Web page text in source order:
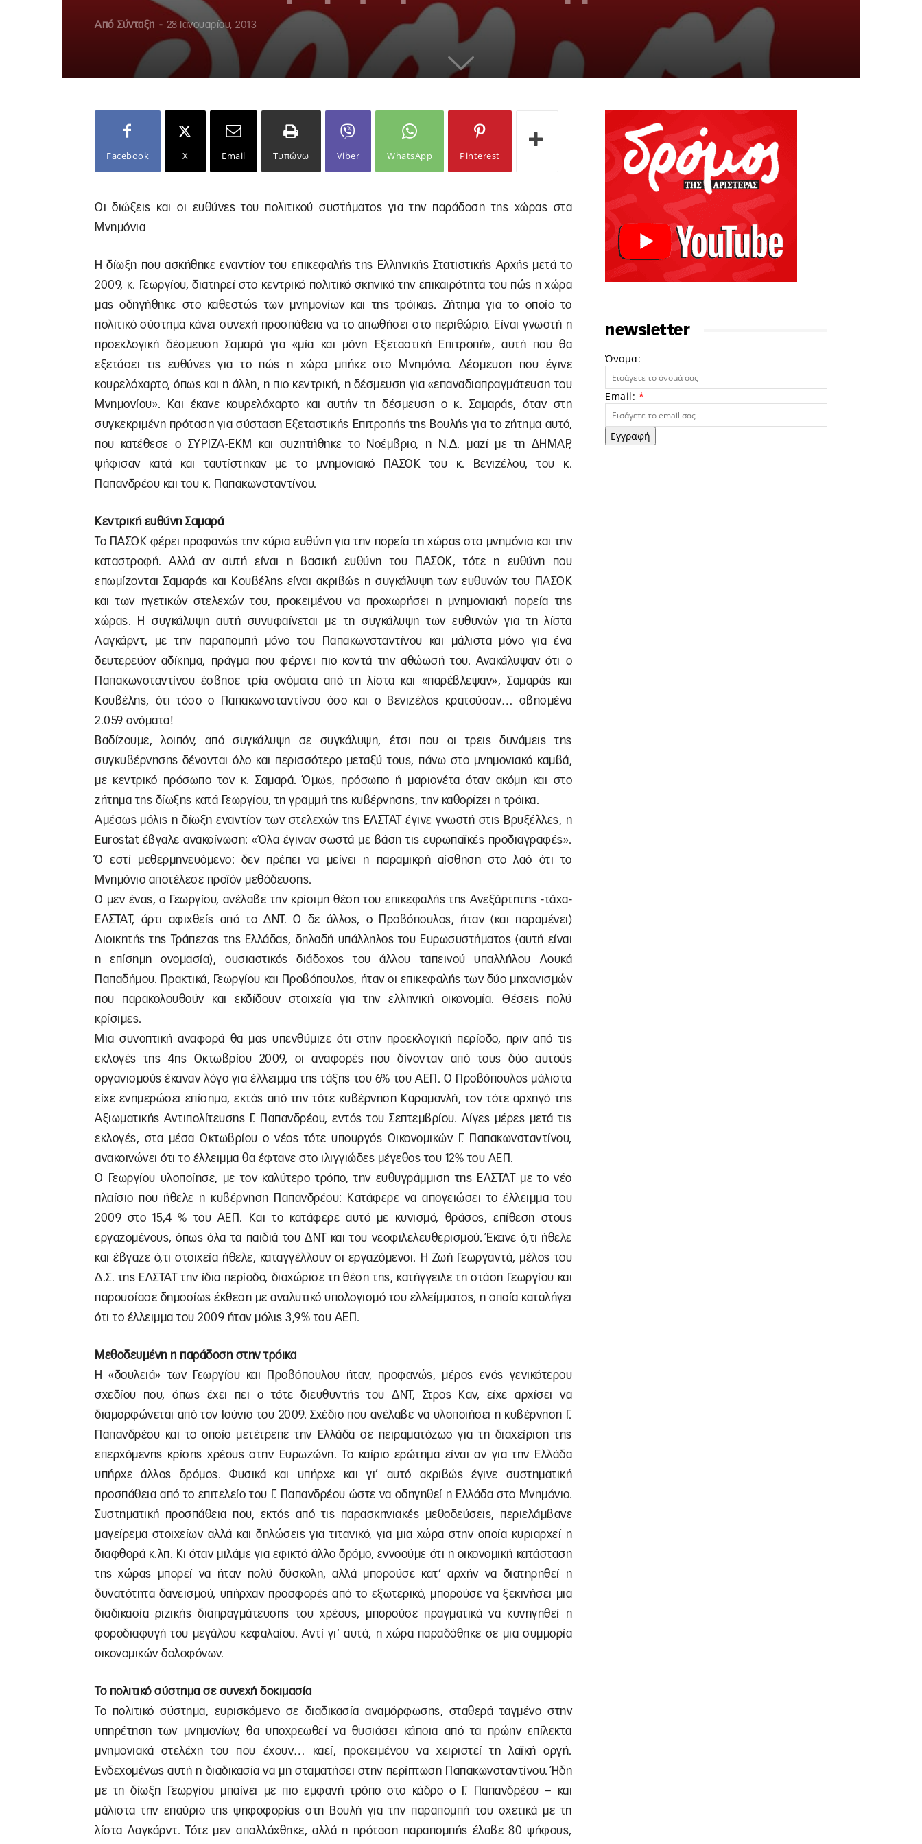
Από Σύνταξη - 28 Ιανουαρίου, 2013
Facebook X Email Τυπώνω Viber WhatsApp Pinterest
Οι διώξεις και οι ευθύνες του πολιτικού συστήματος για την παράδοση της χώρας στα
Μνημόνια
Η δίωξη που ασκήθηκε εναντίον του επικεφαλής της Ελληνικής Στατιστικής Αρχής μετά το
2009, κ. Γεωργίου, διατηρεί στο κεντρικό πολιτικό σκηνικό την επικαιρότητα του πώς η χώρα
μας οδηγήθηκε στο καθεστώς των μνημονίων και της τρόικας. Ζήτημα για το οποίο το
πολιτικό σύστημα κάνει συνεχή προσπάθεια να το απωθήσει στο περιθώριο. Είναι γνωστή η
προεκλογική δέσμευση Σαμαρά για «μία και μόνη Εξεταστική Επιτροπή», αυτή που θα
εξετάσει τις ευθύνες για το πώς η χώρα μπήκε στο Μνημόνιο. Δέσμευση που έγινε
κουρελόχαρτο, όπως και η άλλη, η πιο κεντρική, η δέσμευση για «επαναδιαπραγμάτευση του
Μνημονίου». Και έκανε κουρελόχαρτο και αυτήν τη δέσμευση ο κ. Σαμαράς, όταν στη
συγκεκριμένη πρόταση για σύσταση Εξεταστικής Επιτροπής της Βουλής για το ζήτημα αυτό,
που κατέθεσε ο ΣΥΡΙΖΑ-ΕΚΜ και συζητήθηκε το Νοέμβριο, η Ν.Δ. μαζί με τη ΔΗΜΑΡ,
ψήφισαν κατά και ταυτίστηκαν με το μνημονιακό ΠΑΣΟΚ του κ. Βενιζέλου, του κ.
Παπανδρέου και του κ. Παπακωνσταντίνου.
Κεντρική ευθύνη Σαμαρά
Το ΠΑΣΟΚ φέρει προφανώς την κύρια ευθύνη για την πορεία τη χώρας στα μνημόνια και την
καταστροφή. Αλλά αν αυτή είναι η βασική ευθύνη του ΠΑΣΟΚ, τότε η ευθύνη που
επωμίζονται Σαμαράς και Κουβέλης είναι ακριβώς η συγκάλυψη των ευθυνών του ΠΑΣΟΚ
και των ηγετικών στελεχών του, προκειμένου να προχωρήσει η μνημονιακή πορεία της
χώρας. Η συγκάλυψη αυτή συνυφαίνεται με τη συγκάλυψη των ευθυνών για τη λίστα
Λαγκάρντ, με την παραπομπή μόνο του Παπακωνσταντίνου και μάλιστα μόνο για ένα
δευτερεύον αδίκημα, πράγμα που φέρνει πιο κοντά την αθώωσή του. Ανακάλυψαν ότι ο
Παπακωνσταντίνου έσβησε τρία ονόματα από τη λίστα και «παρέβλεψαν», Σαμαράς και
Κουβέλης, ότι τόσο ο Παπακωνσταντίνου όσο και ο Βενιζέλος κρατούσαν… σβησμένα
2.059 ονόματα!
Βαδίζουμε, λοιπόν, από συγκάλυψη σε συγκάλυψη, έτσι που οι τρεις δυνάμεις της
συγκυβέρνησης δένονται όλο και περισσότερο μεταξύ τους, πάνω στο μνημονιακό καμβά,
με κεντρικό πρόσωπο τον κ. Σαμαρά. Όμως, πρόσωπο ή μαριονέτα όταν ακόμη και στο
ζήτημα της δίωξης κατά Γεωργίου, τη γραμμή της κυβέρνησης, την καθορίζει η τρόικα.
Αμέσως μόλις η δίωξη εναντίον των στελεχών της ΕΛΣΤΑΤ έγινε γνωστή στις Βρυξέλλες, η
Eurostat έβγαλε ανακοίνωση: «Όλα έγιναν σωστά με βάση τις ευρωπαϊκές προδιαγραφές».
Ό εστί μεθερμηνευόμενο: δεν πρέπει να μείνει η παραμικρή αίσθηση στο λαό ότι το
Μνημόνιο αποτέλεσε προϊόν μεθόδευσης.
Ο μεν ένας, ο Γεωργίου, ανέλαβε την κρίσιμη θέση του επικεφαλής της Ανεξάρτητης -τάχα-
ΕΛΣΤΑΤ, άρτι αφιχθείς από το ΔΝΤ. Ο δε άλλος, ο Προβόπουλος, ήταν (και παραμένει)
Διοικητής της Τράπεζας της Ελλάδας, δηλαδή υπάλληλος του Ευρωσυστήματος (αυτή είναι
η επίσημη ονομασία), ουσιαστικός διάδοχος του άλλου ταπεινού υπαλλήλου Λουκά
Παπαδήμου. Πρακτικά, Γεωργίου και Προβόπουλος, ήταν οι επικεφαλής των δύο μηχανισμών
που παρακολουθούν και εκδίδουν στοιχεία για την ελληνική οικονομία. Θέσεις πολύ
κρίσιμες.
Μια συνοπτική αναφορά θα μας υπενθύμιζε ότι στην προεκλογική περίοδο, πριν από τις
εκλογές της 4ης Οκτωβρίου 2009, οι αναφορές που δίνονταν από τους δύο αυτούς
οργανισμούς έκαναν λόγο για έλλειμμα της τάξης του 6% του ΑΕΠ. Ο Προβόπουλος μάλιστα
είχε ενημερώσει επίσημα, εκτός από την τότε κυβέρνηση Καραμανλή, τον τότε αρχηγό της
Αξιωματικής Αντιπολίτευσης Γ. Παπανδρέου, εντός του Σεπτεμβρίου. Λίγες μέρες μετά τις
εκλογές, στα μέσα Οκτωβρίου ο νέος τότε υπουργός Οικονομικών Γ. Παπακωνσταντίνου,
ανακοινώνει ότι το έλλειμμα θα έφτανε στο ιλιγγιώδες μέγεθος του 12% του ΑΕΠ.
Ο Γεωργίου υλοποίησε, με τον καλύτερο τρόπο, την ευθυγράμμιση της ΕΛΣΤΑΤ με το νέο
πλαίσιο που ήθελε η κυβέρνηση Παπανδρέου: Κατάφερε να απογειώσει το έλλειμμα του
2009 στο 15,4 % του ΑΕΠ. Και το κατάφερε αυτό με κυνισμό, θράσος, επίθεση στους
εργαζομένους, όπως όλα τα παιδιά του ΔΝΤ και του νεοφιλελευθερισμού. Έκανε ό,τι ήθελε
και έβγαζε ό,τι στοιχεία ήθελε, καταγγέλλουν οι εργαζόμενοι. Η Ζωή Γεωργαντά, μέλος του
Δ.Σ. της ΕΛΣΤΑΤ την ίδια περίοδο, διαχώρισε τη θέση της, κατήγγειλε τη στάση Γεωργίου και
παρουσίασε δημοσίως έκθεση με αναλυτικό υπολογισμό του ελλείμματος, η οποία καταλήγει
ότι το έλλειμμα του 2009 ήταν μόλις 3,9% του ΑΕΠ.
Μεθοδευμένη η παράδοση στην τρόικα
Η «δουλειά» των Γεωργίου και Προβόπουλου ήταν, προφανώς, μέρος ενός γενικότερου
σχεδίου που, όπως έχει πει ο τότε διευθυντής του ΔΝΤ, Στρος Καν, είχε αρχίσει να
διαμορφώνεται από τον Ιούνιο του 2009. Σχέδιο που ανέλαβε να υλοποιήσει η κυβέρνηση Γ.
Παπανδρέου και το οποίο μετέτρεπε την Ελλάδα σε πειραματόζωο για τη διαχείριση της
επερχόμενης κρίσης χρέους στην Ευρωζώνη. Το καίριο ερώτημα είναι αν για την Ελλάδα
υπήρχε άλλος δρόμος. Φυσικά και υπήρχε και γι’ αυτό ακριβώς έγινε συστηματική
προσπάθεια από το επιτελείο του Γ. Παπανδρέου ώστε να οδηγηθεί η Ελλάδα στο Μνημόνιο.
Συστηματική προσπάθεια που, εκτός από τις παρασκηνιακές μεθοδεύσεις, περιελάμβανε
μαγείρεμα στοιχείων αλλά και δηλώσεις για τιτανικό, για μια χώρα στην οποία κυριαρχεί η
διαφθορά κ.λπ. Κι όταν μιλάμε για εφικτό άλλο δρόμο, εννοούμε ότι η οικονομική κατάσταση
της χώρας μπορεί να ήταν πολύ δύσκολη, αλλά μπορούσε κατ’ αρχήν να διατηρηθεί η
δυνατότητα δανεισμού, υπήρχαν προσφορές από το εξωτερικό, μπορούσε να ξεκινήσει μια
διαδικασία ριζικής διαπραγμάτευσης του χρέους, μπορούσε πραγματικά να κυνηγηθεί η
φοροδιαφυγή του μεγάλου κεφαλαίου. Αντί γι’ αυτά, η χώρα παραδόθηκε σε μια συμμορία
οικονομικών δολοφόνων.
Το πολιτικό σύστημα σε συνεχή δοκιμασία
Το πολιτικό σύστημα, ευρισκόμενο σε διαδικασία αναμόρφωσης, σταθερά ταγμένο στην
υπηρέτηση των μνημονίων, θα υποχρεωθεί να θυσιάσει κάποια από τα πρώην επίλεκτα
μνημονιακά στελέχη του που έχουν… καεί, προκειμένου να χειριστεί τη λαϊκή οργή.
Ενδεχομένως αυτή η διαδικασία να μη σταματήσει στην περίπτωση Παπακωνσταντίνου. Ήδη
με τη δίωξη Γεωργίου μπαίνει με πιο εμφανή τρόπο στο κάδρο ο Γ. Παπανδρέου – και
μάλιστα την επαύριο της ψηφοφορίας στη Βουλή για την παραπομπή του σχετικά με τη
λίστα Λαγκάρντ. Τότε μεν απαλλάχθηκε, αλλά η πρόταση παραπομπής έλαβε 80 ψήφους,
newsletter
Όνομα:
Email: *
Εγγραφή